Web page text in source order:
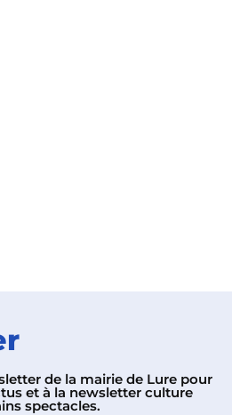
de la mairie de Lure pour
et à la newsletter culture
spectacles.